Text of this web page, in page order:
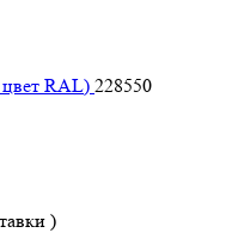
RAL) 228550
)